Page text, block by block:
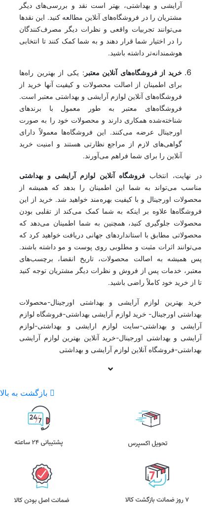
آرایشی و بهداشتی، بهتر است نقد و بررسی‌های دیگر
مشتریان را در فروشگاه‌های آنلاین مطالعه کنید. این نقدها
می‌توانند تجربیات واقعی و نظرات دیگر مصرف‌کنندگان
را در اختیار شما قرار دهند و به شما کمک کنند تا انتخابی
هوشمندانه‌تر داشته باشید.
خرید از فروشگاه‌های آنلاین معتبر : یکی از بهترین راه‌ها
برای اطمینان از اصالت محصولات و کیفیت آنها خرید از
فروشگاه‌های آنلاین لوازم آرایشی و بهداشتی معتبر است.
فروشگاه‌های معتبر به طور معمول با برندهای
شناخته‌شده همکاری دارند و محصولات خود را به صورت
اورجینال عرضه می‌کنند. این فروشگاه‌ها معمولاً دارای
گواهی‌های لازم از مراجع نظارتی هستند و امنیت خرید
آنلاین را برای شما فراهم می‌آورند.
در نهایت، انتخابفروشگاه آنلاین لوازم آرایشی و بهداشتی
مناسب می‌تواند به شما این اطمینان را بدهد که همیشه از
محصولات اورجینال و با کیفیت بهره‌مند خواهید شد. خرید از این
فروشگاه‌ها علاوه بر اینکه به شما کمک می‌کند از تقلبی بودن
محصولات جلوگیری کنید، همچنین به شما اطمینان می‌دهد که
محصولاتی مطابق با استانداردهای جهانی دریافت خواهید کرد که
می‌توانند اثرات مثبت و مطلوبی روی پوست و مو داشته باشند.
پس همیشه به اصالت محصولات، تاریخ انقضا، برچسب‌های
معتبر، خدمات پس از فروش و نظرات دیگر مشتریان توجه کنید
تا از خرید خود کاملاً راضی باشید.
خرید بهترین لوازم آرایشی و بهداشتی اورجینال-محصولات
بهداشتی اورجینال- خرید لوازم آرایشی بهداشتی-فروشگاه لوازم
آرایشی و بهداشتی-سایت لوازم ارایشی و بهداشتی-لوازم
آرایشی و بهداشتی اورجینال-خرید آنلاین بهترین لوازم آرایشی
بهداشتی-فروشگاه آنلاین لوازم آرایشی و بهداشتی
بازگشت به بالا